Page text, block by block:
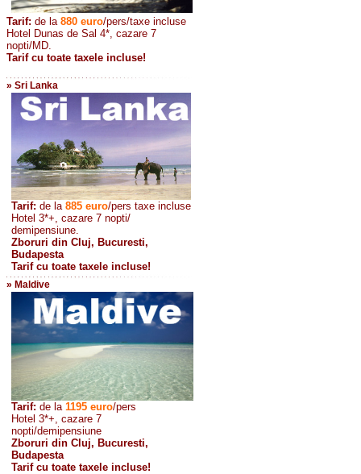
Tarif: de la 880 euro/pers/taxe incluse
Hotel Dunas de Sal 4*, cazare 7
nopti/MD.
Tarif cu toate taxele incluse!
» Sri Lanka
Tarif: de la 885 euro/pers taxe incluse
Hotel 3*+, cazare 7 nopti/
demipensiune.
Zboruri din Cluj, Bucuresti,
Budapesta
Tarif cu toate taxele incluse!
» Maldive
Tarif: de la 1195 euro/pers
Hotel 3*+, cazare 7
nopti/demipensiune
Zboruri din Cluj, Bucuresti,
Budapesta
Tarif cu toate taxele incluse!